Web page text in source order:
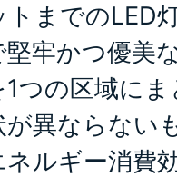
トまでのLED
牢かつ優美
つの区域に
が異ならない
ネルギー消費